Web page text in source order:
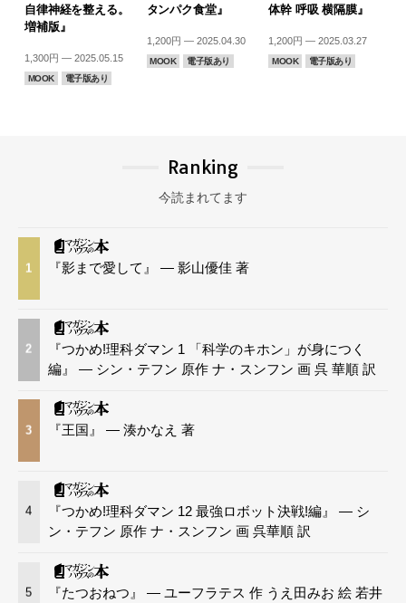
自律神経を整える。
増補版』
1,300円 — 2025.05.15
MOOK 電子版あり
タンパク食堂』
1,200円 — 2025.04.30
MOOK 電子版あり
体幹 呼吸 横隔膜』
1,200円 — 2025.03.27
MOOK 電子版あり
Ranking
今読まれてます
1 『影まで愛して』 — 影山優佳 著
2
『つかめ!理科ダマン 1 「科学のキホン」が身につく
編』 — シン・テフン 原作 ナ・スンフン 画 呉 華順 訳
3 『王国』 — 湊かなえ 著
4
『つかめ!理科ダマン 12 最強ロボット決戦!編』 — シ
ン・テフン 原作 ナ・スンフン 画 呉華順 訳
5
『たつおねつ』 — ユーフラテス 作 うえ田みお 絵 若井